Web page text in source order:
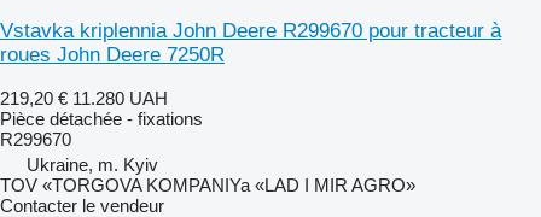
Vstavka kriplennia John Deere R299670 pour tracteur à
roues John Deere 7250R
219,20 € 11.280 UAH
Pièce détachée - fixations
R299670
Ukraine, m. Kyiv
TOV «TORGOVA KOMPANIYa «LAD I MIR AGRO»
Contacter le vendeur